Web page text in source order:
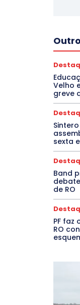
Velho
greve
sexta
Band
de RO
PF faz
RO